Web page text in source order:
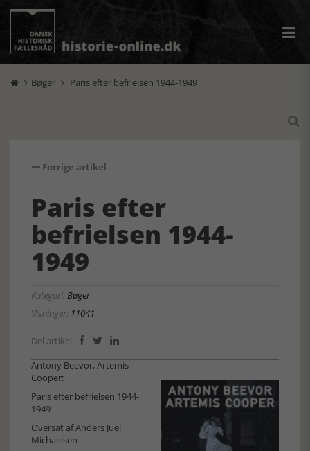
 Bøger  Paris efter befrielsen 1944-1949

Forrige artikel
Paris efter
befrielsen 1944-
1949
Kategori:Bøger
Visninger: 11041
Del artikel:   
Antony Beevor, Artemis
Cooper:
Paris efter befrielsen 1944-
1949
Oversat af Anders Juel
Michaelsen